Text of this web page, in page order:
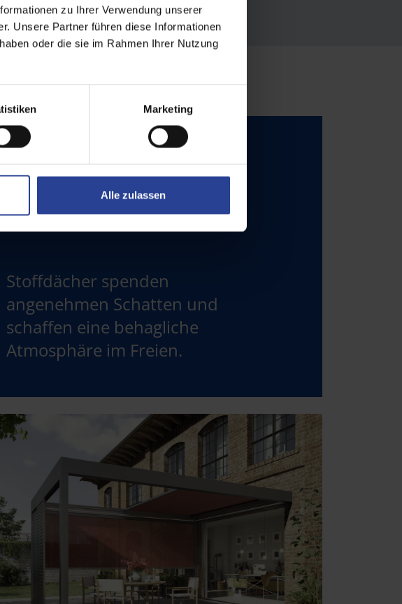
zu Ihrer Verwendung unserer
Unsere Partner führen diese Informationen
oder die sie im Rahmen Ihrer Nutzung
Marketing
Alle zulassen
Stoffdächer spenden
angenehmen Schatten und
schaffen eine behagliche
Atmosphäre im Freien.